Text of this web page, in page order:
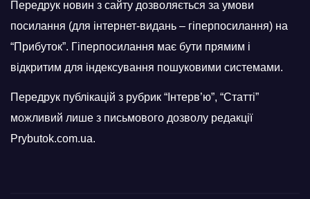
Передрук новин з сайту дозволяється за умови
посилання (для інтернет-видань – гіперпосилання) на
“Прибуток”. Гіперпосилання має бути прямим і
відкритим для індексування пошуковими системами.
Передрук публікацій з рубрик “Інтерв’ю”, “Статті”
можливий лише з письмового дозволу редакції
Prybutok.com.ua.